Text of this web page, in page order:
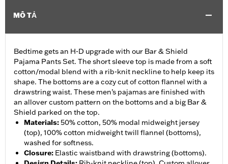
MÔ TẢ
Bedtime gets an H-D upgrade with our Bar & Shield
Pajama Pants Set. The short sleeve top is made from a soft
cotton/modal blend with a rib-knit neckline to help keep its
shape. The bottoms are a cozy cut of cotton flannel with a
drawstring waist. These men’s pajamas are finished with
an allover custom pattern on the bottoms and a big Bar &
Shield parked on the top.
Materials:50% cotton, 50% modal midweight jersey
(top), 100% cotton midweight twill flannel (bottoms),
washed for softness.
Closure: Elastic waistband with drawstring (bottoms).